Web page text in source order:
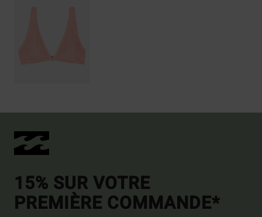
15% SUR VOTRE
PREMIÈRE COMMANDE*